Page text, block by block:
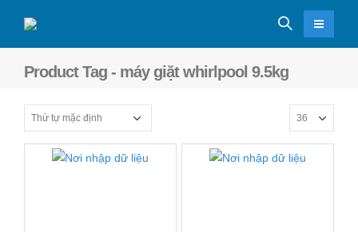
Product Tag - máy giặt whirlpool 9.5kg